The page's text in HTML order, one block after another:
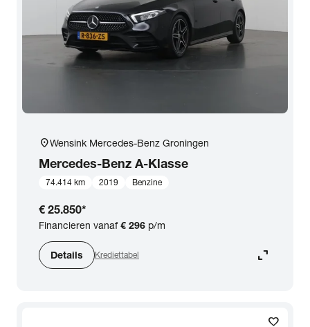
location_onWensink Mercedes-Benz Groningen
Mercedes-Benz A-Klasse
74.414 km 2019 Benzine
€ 25.850*
Financieren vanaf€ 296 p/m
Details Krediettabel expand_content
favorite